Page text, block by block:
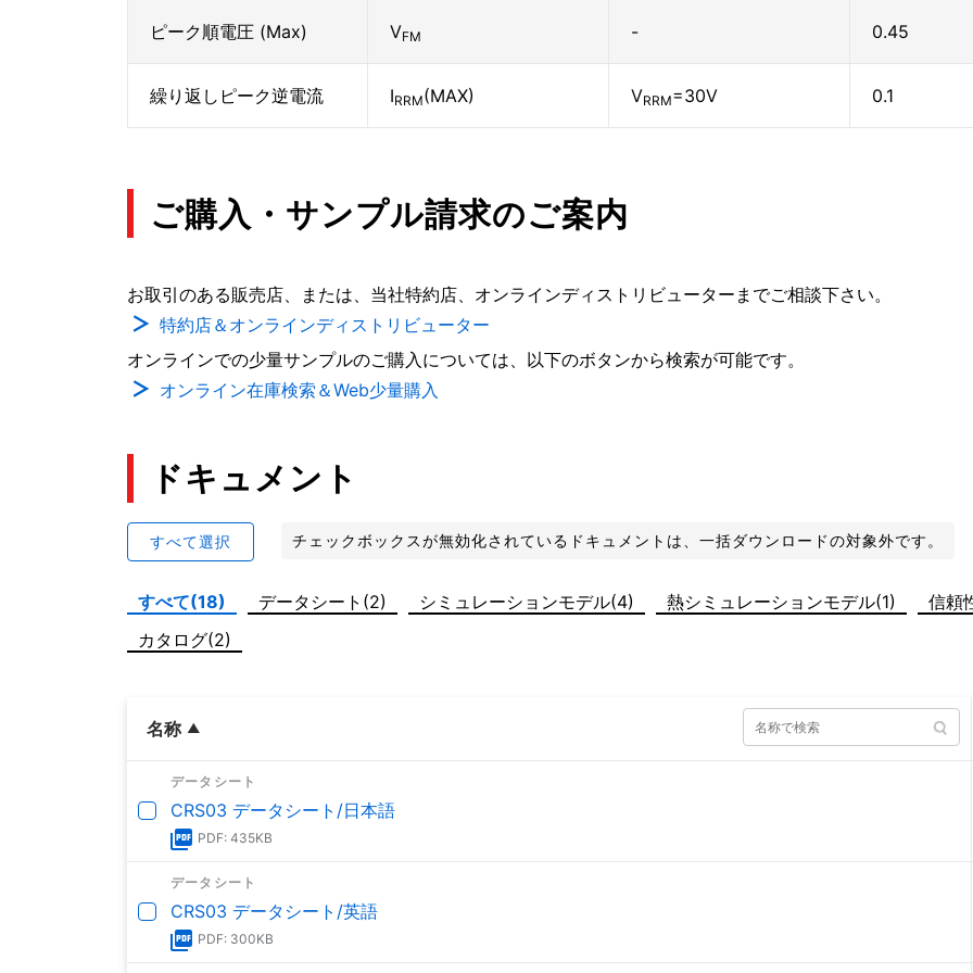
ピーク順電圧 (Max) VFM - 0.45
繰り返しピーク逆電流 IRRM(MAX) VRRM=30V 0.1
ご購入・サンプル請求のご案内
お取引のある販売店、または、当社特約店、オンラインディストリビューターまでご相談下さい。
特約店＆オンラインディストリビューター
オンラインでの少量サンプルのご購入については、以下のボタンから検索が可能です。
オンライン在庫検索＆Web少量購入
ドキュメント
すべて選択 チェックボックスが無効化されているドキュメントは、一括ダウンロードの対象外です。
すべて(18) データシート(2) シミュレーションモデル(4) 熱シミュレーションモデル(1)
信頼
カタログ(2)
名称
データシート
CRS03 データシート/日本語
PDF: 435KB
データシート
CRS03 データシート/英語
PDF: 300KB